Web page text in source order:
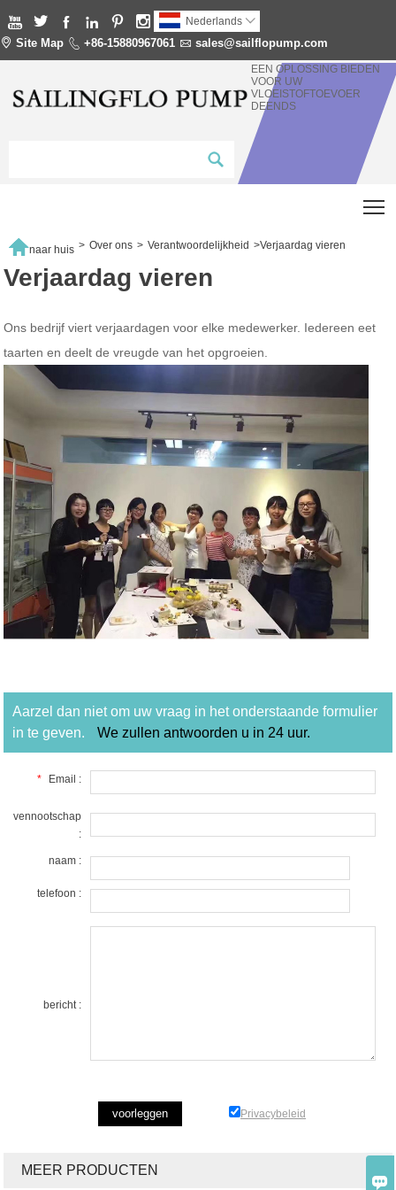

      Nederlands 
 Site Map  +86-15880967061  sales@sailflopump.com
EEN OPLOSSING BIEDEN
VOOR UW
VLOEISTOFTOEVOER
DEENDS
naar huis > Over ons > Verantwoordelijkheid >Verjaardag vieren
Verjaardag vieren
Ons bedrijf viert verjaardagen voor elke medewerker. Iedereen eet
taarten en deelt de vreugde van het opgroeien.
Aarzel dan niet om uw vraag in het onderstaande formulier
in te geven.
We zullen antwoorden u in 24 uur.
* Email :
vennootschap
:
naam :
telefoon :
bericht :
Privacybeleid
MEER PRODUCTEN